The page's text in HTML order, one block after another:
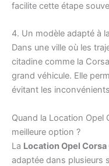
facilite cette étape
4. Un modèle adapté à
Dans une ville où les
citadine comme la
grand véhicule. Elle
évitant les
Quand la Location Opel
meilleure option ?
La Location Opel Corsa
adaptée dans plusieurs